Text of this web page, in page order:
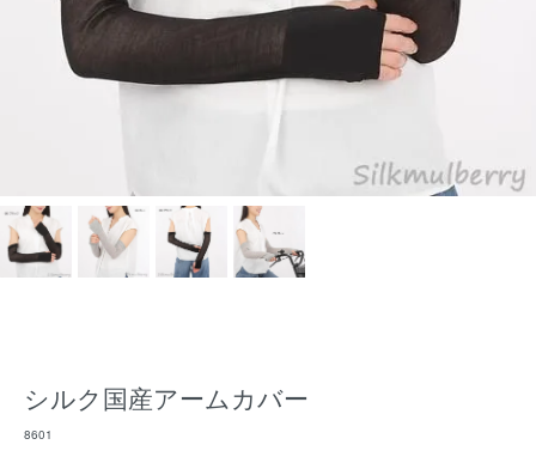
シルク国産アームカバー
8601